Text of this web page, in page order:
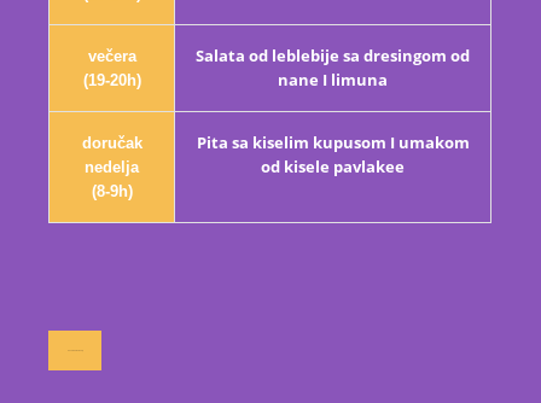
večera
(19-20h)
Salata od leblebije sa dresingom od
nane I limuna
doručak
nedelja
(8-9h)
Pita sa kiselim kupusom I umakom
od kisele pavlakee